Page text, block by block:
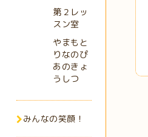
第２レッ
スン室
やまもと
りなのぴ
あのきょ
うしつ
みんなの笑顔！